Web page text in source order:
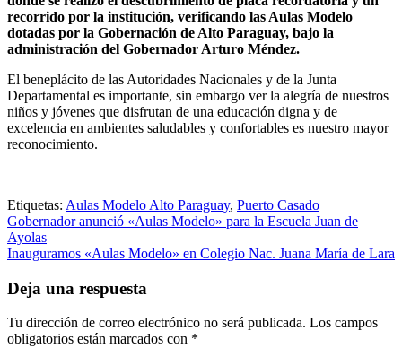
recorrido por la institución, verificando las Aulas Modelo
dotadas por la Gobernación de Alto Paraguay, bajo la
administración del Gobernador Arturo Méndez.
El beneplácito de las Autoridades Nacionales y de la Junta
Departamental es importante, sin embargo ver la alegría de nuestros
niños y jóvenes que disfrutan de una educación digna y de
excelencia en ambientes saludables y confortables es nuestro mayor
reconocimiento.
Etiquetas: Aulas Modelo Alto Paraguay, Puerto Casado
Navegación
de
Gobernador anunció «Aulas Modelo» para la Escuela Juan de
Ayolas
Inauguramos «Aulas Modelo» en Colegio Nac. Juana María de Lara
Deja una respuesta
Tu dirección de correo electrónico no será publicada. Los campos
obligatorios están marcados con *